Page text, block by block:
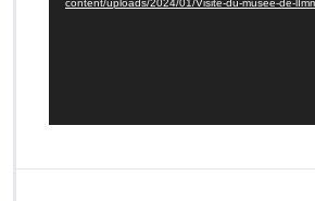
content/uploads/2024/01/Visite-du-musee-de-